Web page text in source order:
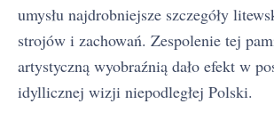
umysłu najdrobniejsze szczegóły
strojów i zachowań. Zespolenie tej
artystyczną wyobraźnią dało efekt w
idyllicznej wizji niepodległej Polski.
Pan Tadeusz - streszczenie krótkie